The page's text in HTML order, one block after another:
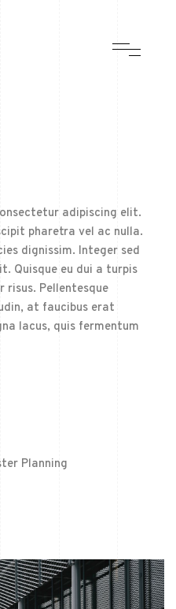
adipiscing elit.
pharetra vel ac nulla.
dignissim. Integer sed
Quisque eu dui a turpis
Pellentesque
at faucibus erat
lacus, quis fermentum
Planning